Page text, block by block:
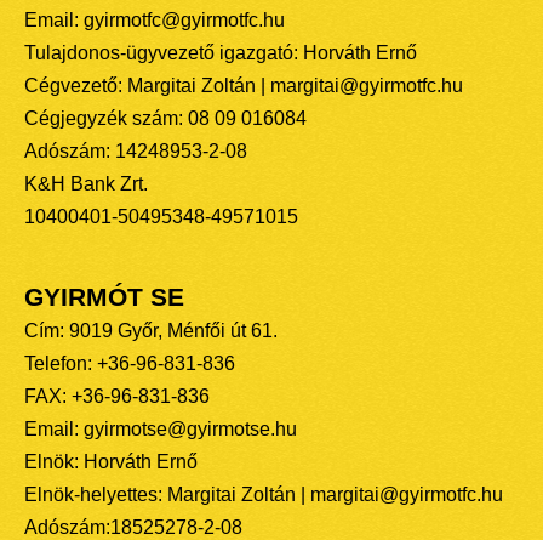
Email: gyirmotfc@gyirmotfc.hu
Tulajdonos-ügyvezető igazgató: Horváth Ernő
Cégvezető: Margitai Zoltán | margitai@gyirmotfc.hu
Cégjegyzék szám: 08 09 016084
Adószám: 14248953-2-08
K&H Bank Zrt.
10400401-50495348-49571015
GYIRMÓT SE
Cím: 9019 Győr, Ménfői út 61.
Telefon: +36-96-831-836
FAX: +36-96-831-836
Email: gyirmotse@gyirmotse.hu
Elnök: Horváth Ernő
Elnök-helyettes: Margitai Zoltán | margitai@gyirmotfc.hu
Adószám:18525278-2-08